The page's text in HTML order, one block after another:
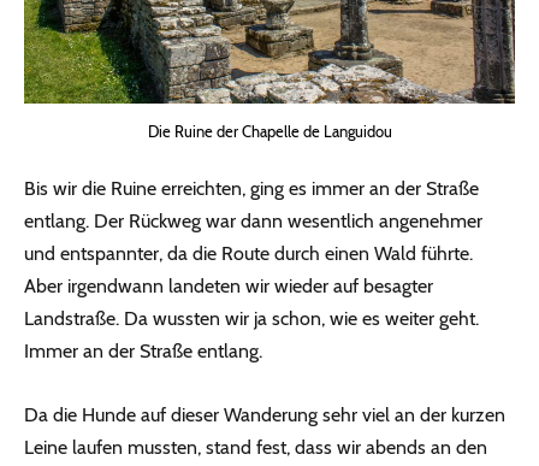
Die Ruine der Chapelle de Languidou
Bis wir die Ruine erreichten, ging es immer an der Straße
entlang. Der Rückweg war dann wesentlich angenehmer
und entspannter, da die Route durch einen Wald führte.
Aber irgendwann landeten wir wieder auf besagter
Landstraße. Da wussten wir ja schon, wie es weiter geht.
Immer an der Straße entlang.
Da die Hunde auf dieser Wanderung sehr viel an der kurzen
Leine laufen mussten, stand fest, dass wir abends an den